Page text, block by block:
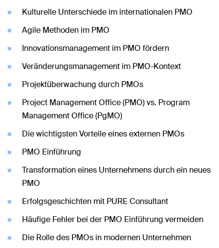
Kulturelle Unterschiede im internationalen PMO
Agile Methoden im PMO
Innovationsmanagement im PMO fördern
Veränderungsmanagement im PMO-Kontext
Projektüberwachung durch PMOs
Project Management Office (PMO) vs. Program
Management Office (PgMO)
Die wichtigsten Vorteile eines externen PMOs
PMO Einführung
Transformation eines Unternehmens durch ein neues
PMO
Erfolgsgeschichten mit PURE Consultant
Häufige Fehler bei der PMO Einführung vermeiden
Die Rolle des PMOs in modernen Unternehmen